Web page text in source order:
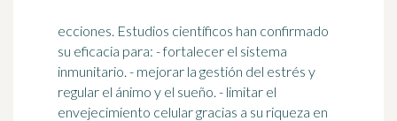
ecciones. Estudios científicos han confirmado
su eficacia para: - fortalecer el sistema
inmunitario. - mejorar la gestión del estrés y
regular el ánimo y el sueño. - limitar el
envejecimiento celular gracias a su riqueza en